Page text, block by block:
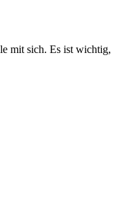
sich. Es ist